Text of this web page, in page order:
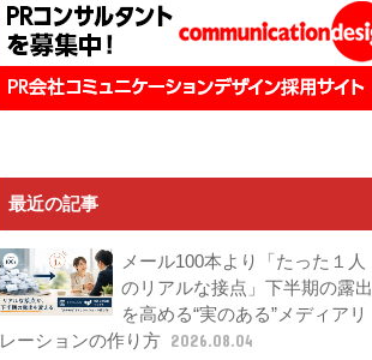
最近の記事
メール100本より「たった１人
のリアルな接点」下半期の露出
を高める“実のある”メディアリ
レーションの作り方 2026.08.04